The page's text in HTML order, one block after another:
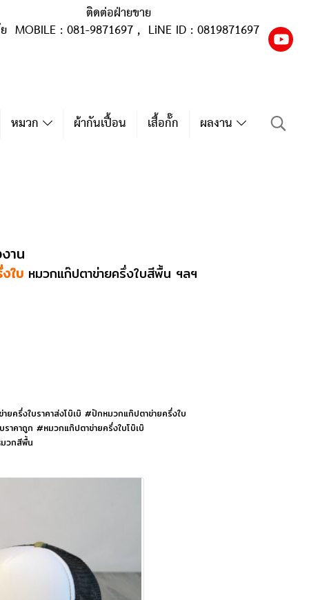
ติดต่อฝ่ายขาย
MOBILE : 081-9871697 , LiNE ID : 0819871697
หมวก ผ้ากันเปื้อน เสื้อกั๊ก ผลงาน
าน
ใบหมวกแก๊ปตาข่ายครึ่งใบสีพื้น ฯลฯ
ครึ่งใบราคาส่งโบ๊เบ๊ #ปักหมวกแก๊ปตาข่ายครึ่งใบ
าคาถูก #หมวกแก๊ปตาข่ายครึ่งใบโบ๊เบ๊
วกสีพื้น